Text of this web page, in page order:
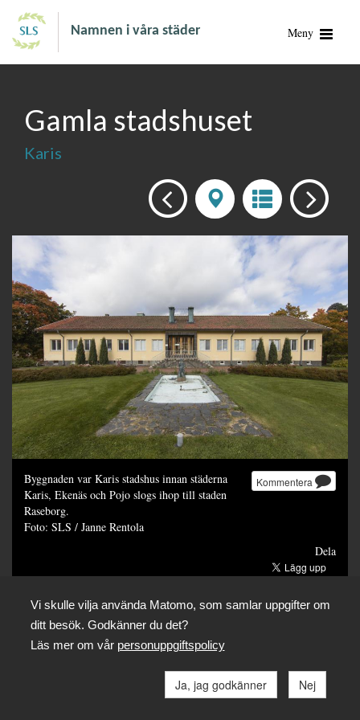
Namnen i våra städer Meny
Gamla stadshuset
Karis
Kommentera
Byggnaden var Karis stadshus innan städerna
Karis, Ekenäs och Pojo slogs ihop till staden
Raseborg.
Foto: SLS / Janne Rentola
Dela
Vi skulle vilja använda Matomo, som samlar uppgifter om
ditt besök. Godkänner du det?
Läs mer om vår personuppgiftspolicy
Ja, jag godkänner Nej